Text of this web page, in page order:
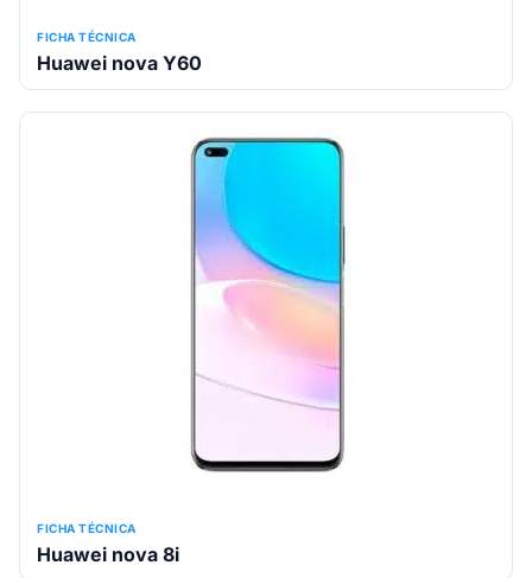
FICHA TÉCNICA
Huawei nova Y60
FICHA TÉCNICA
Huawei nova 8i